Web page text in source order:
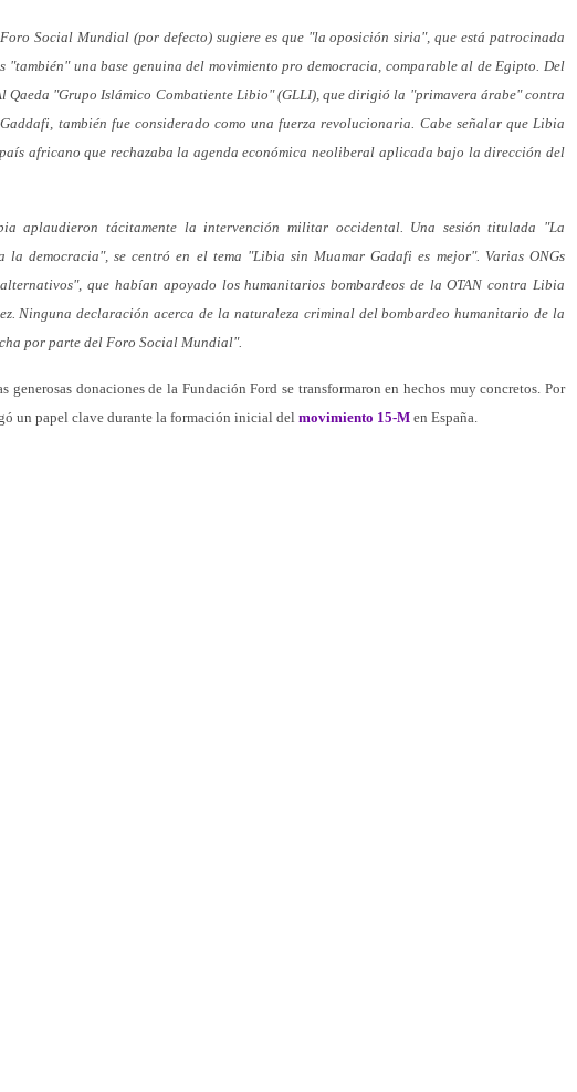
Social Mundial (por defecto) sugiere es que "la oposición siria", que está patrocinada
"también" una base genuina del movimiento pro democracia, comparable al de Egipto. Del
Qaeda "Grupo Islámico Combatiente Libio" (GLLI), que dirigió la "primavera árabe" contra
también fue considerado como una fuerza revolucionaria. Cabe señalar que Libia
africano que rechazaba la agenda económica neoliberal aplicada bajo la dirección del
aplaudieron tácitamente la intervención militar occidental. Una sesión titulada "La
democracia", se centró en el tema "Libia sin Muamar Gadafi es mejor". Varias ONGs
que habían apoyado los humanitarios bombardeos de la OTAN contra Libia
Ninguna declaración acerca de la naturaleza criminal del bombardeo humanitario de la
por parte del Foro Social Mundial".
generosas donaciones de la Fundación Ford se transformaron en hechos muy concretos. Por
un papel clave durante la formación inicial del movimiento 15-M en España.